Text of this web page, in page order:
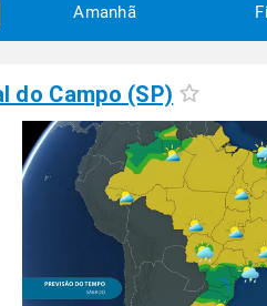
Amanhã
do Campo (SP)